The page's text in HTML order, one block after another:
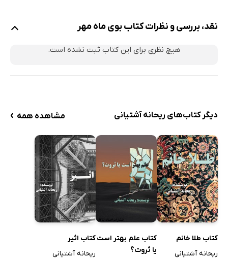
نقد، بررسی و نظرات کتاب بوی ماه مهر
هیچ نظری برای این کتاب ثبت نشده است.
دیگر کتاب‌های ریحانه آشتیانی مشاهده همه ›
کتاب طلا خانم
ریحانه آشتیانی
کتاب علم بهتر است
یا ثروت؟
کتاب اثیر
ریحانه آشتیانی